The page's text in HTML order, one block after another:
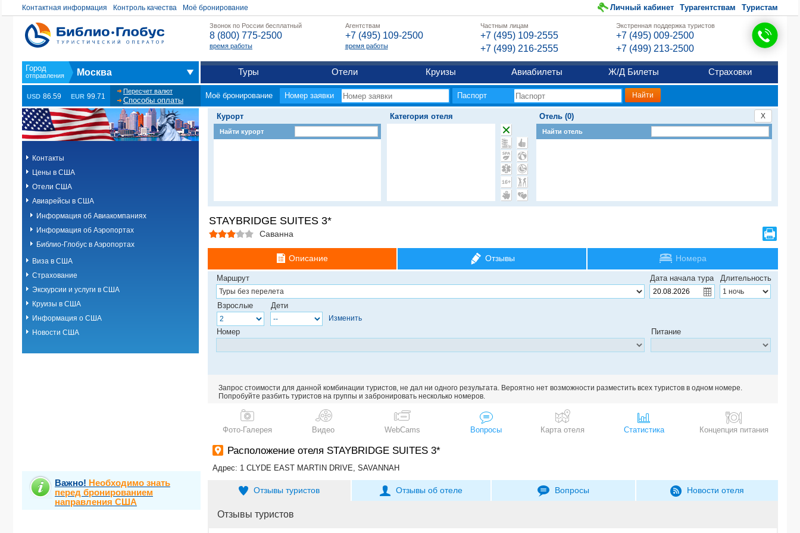
Контактная информация Контроль качества Моё бронирование Личный кабинет Турагентствам Туристам
Звонок по России бесплатный
8 (800) 775-2500
время работы
Агентствам
+7 (495) 109-2500
время работы
Частным лицам
+7 (495) 109-2555
+7 (499) 216-2555
Экстренная поддержка туристов
+7 (495) 009-2500
+7 (499) 213-2500
Москва Туры Отели Круизы Авиабилеты Ж/Д Билеты Страховки
USD 86.59 EUR 99.71
Пересчет валют
Способы оплаты
Моё бронирование Номер заявки Паспорт
Контакты
Цены в США
Отели США
Авиарейсы в США
Информация об Авиакомпаниях
Информация об Аэропортах
Библио-Глобус в Аэропортах
Виза в США
Страхование
Экскурсии и услуги в США
Круизы в США
Информация о США
Новости США
Важно! Необходимо знать
перед бронированием
направления США
X
Курорт
Найти курорт
Категория отеля Отель (0)
Найти отель
STAYBRIDGE SUITES 3*
Саванна
Описание Отзывы Номера
Маршрут Дата начала тура Длительность
Изменить
Взрослые Дети
Номер Питание
Запрос стоимости для данной комбинации туристов, не дал ни одного результата. Вероятно нет возможности разместить всех туристов в одном номере.
Попробуйте разбить туристов на группы и забронировать несколько номеров.
Фото-Галерея Видео WebCams Вопросы Карта отеля Статистика Концепция питания
Расположение отеля STAYBRIDGE SUITES 3*
Адрес: 1 CLYDE EAST MARTIN DRIVE, SAVANNAH
Отзывы туристов Отзывы об отеле Вопросы Новости отеля
Отзывы туристов